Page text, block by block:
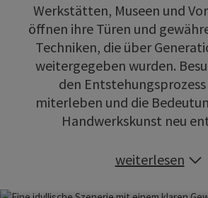
Werkstätten, Museen und
öffnen ihre Türen und
Techniken, die über
weitergegeben wurden.
den
miterleben und die
Handwerkskunst neu
weiterlesen